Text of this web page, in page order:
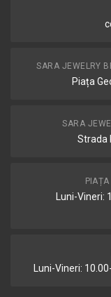
SARA JEWELRY
Piața
SARA
Strada
Luni-
Luni-Vineri: